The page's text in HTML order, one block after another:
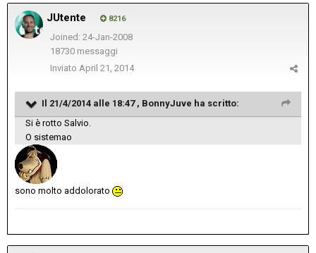
JUtente 8216
Joined: 24-Jan-2008
18730 messaggi
Inviato April 21, 2014
Il 21/4/2014 alle 18:47 , BonnyJuve ha scritto:
Si è rotto Salvio.
O sistemao
sono molto addolorato